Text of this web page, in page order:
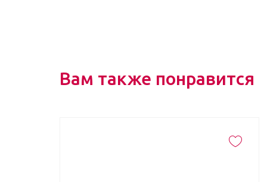
возникновению воспалительного процесса,
капель средства, а для густых волос возьмите
Вам также понравится